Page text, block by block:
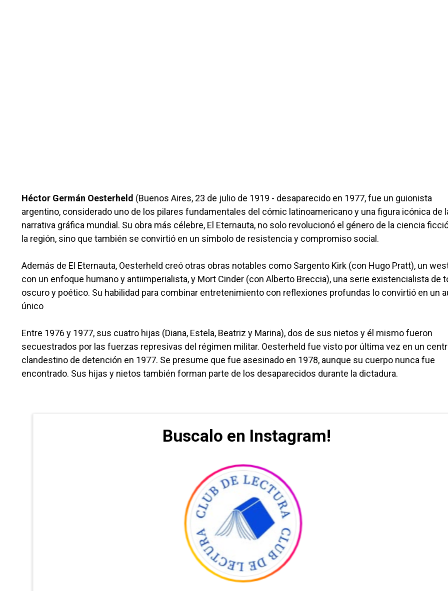
Héctor Germán Oesterheld (Buenos Aires, 23 de julio de 1919 - desaparecido en 1977, fue un guionista
argentino, considerado uno de los pilares fundamentales del cómic latinoamericano y una figura icónica de
narrativa gráfica mundial. Su obra más célebre, El Eternauta, no solo revolucionó el género de la ciencia
la región, sino que también se convirtió en un símbolo de resistencia y compromiso social.
Además de El Eternauta, Oesterheld creó otras obras notables como Sargento Kirk (con Hugo Pratt), un
con un enfoque humano y antiimperialista, y Mort Cinder (con Alberto Breccia), una serie existencialista de
oscuro y poético. Su habilidad para combinar entretenimiento con reflexiones profundas lo convirtió en un
único
Entre 1976 y 1977, sus cuatro hijas (Diana, Estela, Beatriz y Marina), dos de sus nietos y él mismo fueron
secuestrados por las fuerzas represivas del régimen militar. Oesterheld fue visto por última vez en un
clandestino de detención en 1977. Se presume que fue asesinado en 1978, aunque su cuerpo nunca fue
encontrado. Sus hijas y nietos también forman parte de los desaparecidos durante la dictadura.
Buscalo en Instagram!